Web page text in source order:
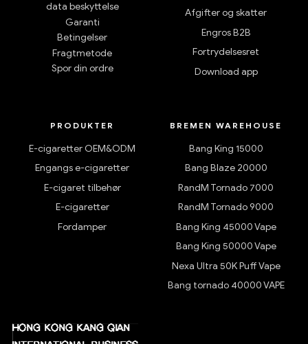
data beskyttelse
Garanti
Betingelser
Fragtmetode
Spor din ordre
Afgifter og skatter
Engros B2B
Fortrydelsesret
Download app
PRODUKTER
E-cigaretter OEM&ODM
Engangs e-cigaretter
E-cigaret tilbehør
E-cigaretter
Fordamper
BREMEN WAREHOUSE
Bang King 15000
Bang Blaze 20000
RandM Tornado 7000
RandM Tornado 9000
Bang King 45000 Vape
Bang King 50000 Vape
Nexa Ultra 50K Puff Vape
Bang tornado 40000 VAPE